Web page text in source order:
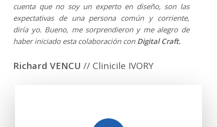
cuenta que no soy un experto en diseño, son las
expectativas de una persona común y corriente,
diría yo. Bueno, me sorprendieron y me alegro de
haber iniciado esta colaboración con Digital Craft.
Richard VENCU // Clinicile IVORY
Play Video